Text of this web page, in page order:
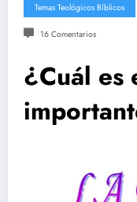
Temas Teológicos Bíblicos
16 Comentarios
¿Cuál es